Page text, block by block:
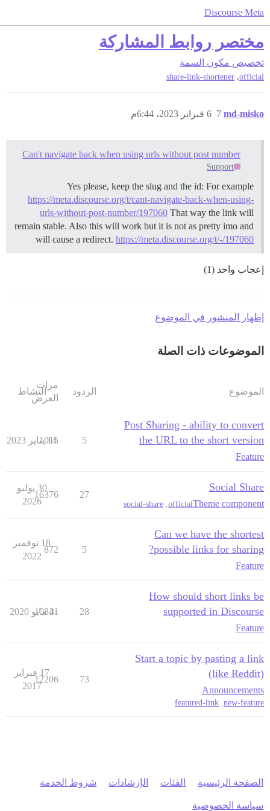
Discourse Meta
مختصر روابط المشاركة
تخصيص مكون السمة
official
,
share-link-shortener
md-misko 6 فبراير 2023، 6:44م 7
Can't navigate back when using urls without post number
Support
Yes please, keep the slug and the id: For example
https://meta.discourse.org/t/cant-navigate-back-when-using-
urls-without-post-number/197060 That way the link will
remain stable. Also this will work but it is not as pretty imo and
will cause a redirect. https://meta.discourse.org/t/-/197060
إعجاب واحد (1)
إظهار المنشور في الموضوع
الموضوعات ذات الصلة
الموضوع الردود
مرات
العرض
النشاط
Post Sharing - ability to convert
the URL to the short version
Feature
5
1015
14 يناير 2023
Social Share
Theme component
official
social-share
27
16376
30 يوليو
2026
Can we have the shortest
possible links for sharing?
Feature
5
872
18 نوفمبر
2022
How should short links be
supported in Discourse
Feature
28
10841
3 مايو 2020
Start a topic by pasting a link
(like Reddit)
Announcements
new-feature
,
featured-link
73
12206
17 فبراير
2017
الصفحة الرئيسية الفئات الإرشادات شروط الخدمة
سياسة الخصوصية